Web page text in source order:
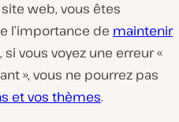
web, vous êtes
l’importance de maintenir
si vous voyez une erreur «
», vous ne pourrez pas
et vos thèmes.